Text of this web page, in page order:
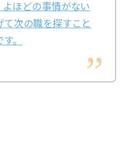
ほどの事情がない
て次の職を探すこと
。